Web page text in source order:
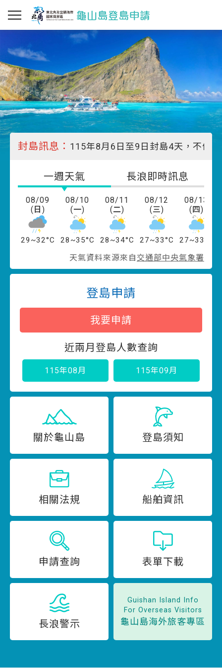
封島訊息： 115年8月6日至9日封島4天，不便
一週天氣 長浪即時訊息
08/09
(日)
29~32°C
08/10
(一)
28~35°C
08/11
(二)
28~34°C
08/12
(三)
27~33°C
08/13
(四)
27~33°C
天氣資料來源來自 交通部中央氣象署
登島申請
我要申請
近兩月登島人數查詢
115年08月 115年09月
關於龜山島 登島須知
相關法規 船舶資訊
申請查詢 表單下載
長浪警示
Guishan Island Info
For Overseas Visitors
龜山島海外旅客專區